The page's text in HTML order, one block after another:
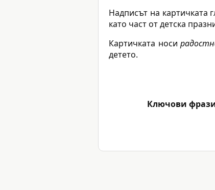
Надписът на картичката
като част от детска
Картичката носи
детето.
Ключови